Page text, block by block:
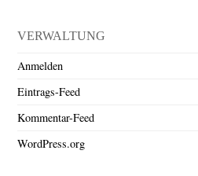
VERWALTUNG
Anmelden
Eintrags-Feed
Kommentar-Feed
WordPress.org